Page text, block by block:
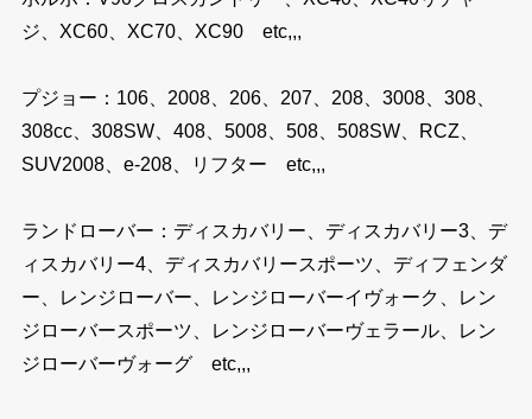
ジ、XC60、XC70、XC90 etc,,,
プジョー：106、2008、206、207、208、3008、308、
308cc、308SW、408、5008、508、508SW、RCZ、
SUV2008、e-208、リフター etc,,,
ランドローバー：ディスカバリー、ディスカバリー3、デ
ィスカバリー4、ディスカバリースポーツ、ディフェンダ
ー、レンジローバー、レンジローバーイヴォーク、レン
ジローバースポーツ、レンジローバーヴェラール、レン
ジローバーヴォーグ etc,,,